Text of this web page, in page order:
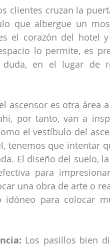
clientes cruzan la
que albergue un
el corazón del hotel
lo permite, es
duda, en el lugar de
ascensor es otra área
por tanto, van a
el vestíbulo del
tenemos que intentar
El diseño del suelo,
para
una obra de arte o
para colocar
Los pasillos bien